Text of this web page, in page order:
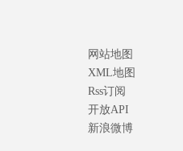
网站地图
XML地图
Rss订阅
开放API
新浪微博